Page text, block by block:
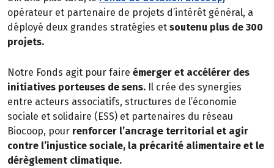
opérateur et partenaire de projets d’intérêt général, a
déployé deux grandes stratégies et soutenu plus de 300
projets.
Notre Fonds agit pour faire émerger et accélérer des
initiatives porteuses de sens. Il crée des synergies
entre acteurs associatifs, structures de l’économie
sociale et solidaire (ESS) et partenaires du réseau
Biocoop, pour renforcer l’ancrage territorial et agir
contre l’injustice sociale, la précarité alimentaire et le
dérèglement climatique.